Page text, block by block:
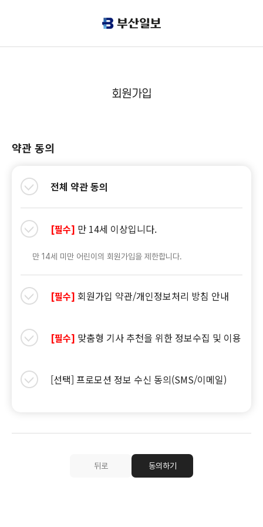
회원가입
약관 동의
전체 약관 동의
[필수] 만 14세 이상입니다.
만 14세 미만 어린이의 회원가입을 제한합니다.
[필수] 회원가입 약관/개인정보처리 방침 안내
[필수] 맞춤형 기사 추천을 위한 정보수집 및 이용
[선택] 프로모션 정보 수신 동의(SMS/이메일)
뒤로